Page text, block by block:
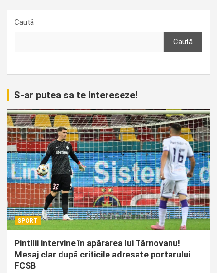
Caută
Caută
S-ar putea sa te intereseze!
SPORT
Pintilii intervine în apărarea lui Târnovanu!
Mesaj clar după criticile adresate portarului
FCSB